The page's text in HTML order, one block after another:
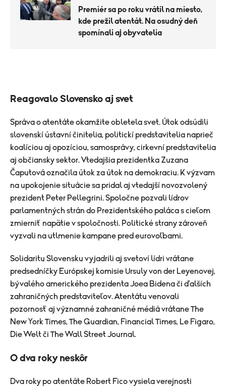
Premiér sa po roku vrátil na miesto,
kde prežil atentát. Na osudný deň
spomínali aj obyvatelia
Reagovalo Slovensko aj svet
Správa o atentáte okamžite obletela svet. Útok odsúdili
slovenskí ústavní činitelia, politickí predstavitelia naprieč
koalíciou aj opozíciou, samosprávy, cirkevní predstavitelia
aj občiansky sektor. Vtedajšia prezidentka Zuzana
Čaputová označila útok za útok na demokraciu. K výzvam
na upokojenie situácie sa pridal aj vtedajší novozvolený
prezident Peter Pellegrini. Spoločne pozvali lídrov
parlamentných strán do Prezidentského paláca s cieľom
zmierniť napätie v spoločnosti. Politické strany zároveň
vyzvali na utlmenie kampane pred eurovoľbami.
Solidaritu Slovensku vyjadrili aj svetoví lídri vrátane
predsedníčky Európskej komisie Ursuly von der Leyenovej,
bývalého amerického prezidenta Joea Bidena či ďalších
zahraničných predstaviteľov. Atentátu venovali
pozornosť aj významné zahraničné médiá vrátane The
New York Times, The Guardian, Financial Times, Le Figaro,
Die Welt či The Wall Street Journal.
O dva roky neskôr
Dva roky po atentáte Robert Fico vysiela verejnosti